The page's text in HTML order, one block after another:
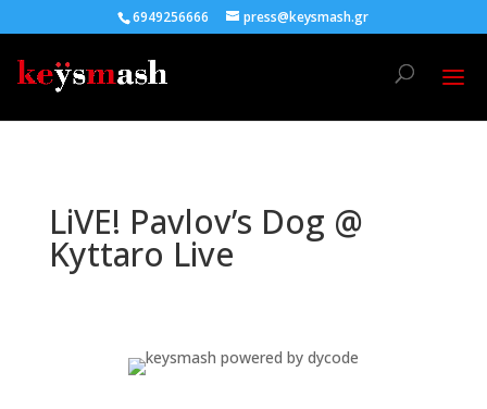
6949256666 press@keysmash.gr
LiVE! Pavlov’s Dog @
Kyttaro Live